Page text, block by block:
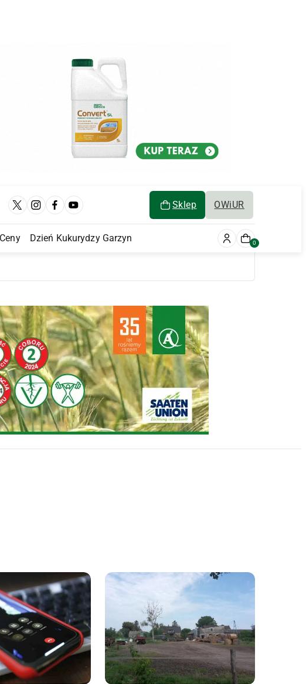
Sklep OWiUR
Ceny Dzień Kukurydzy Garzyn 0